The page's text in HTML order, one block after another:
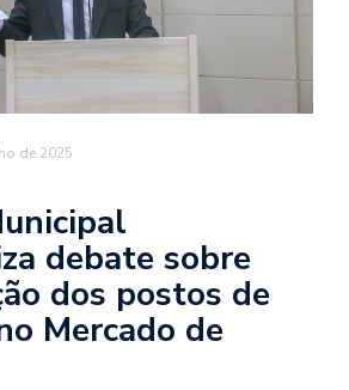
de 2025
debate sobre
dos postos de
Mercado de